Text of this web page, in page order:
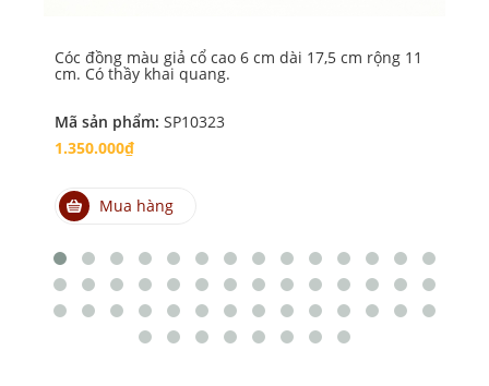
Cóc đồng màu giả cổ cao 6 cm dài 17,5 cm rộng 11
cm. Có thầy khai quang.
Mã sản phẩm: SP10323
1.350.000₫
Mua hàng